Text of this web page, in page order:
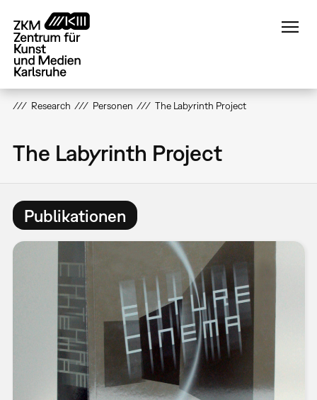
zum
Inhalt
Research Personen The Labyrinth Project
The Labyrinth Project
Publikationen